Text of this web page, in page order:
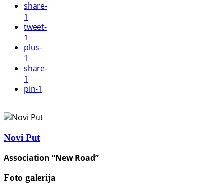
share-
1
tweet-
1
plus-
1
share-
1
pin-1
Novi Put
Association “New Road”
Foto galerija